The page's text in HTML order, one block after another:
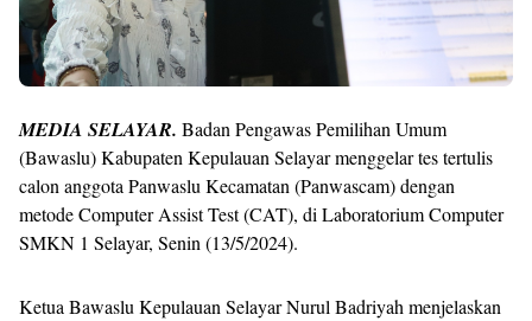
MEDIA SELAYAR. Badan Pengawas Pemilihan Umum
(Bawaslu) Kabupaten Kepulauan Selayar menggelar tes tertulis
calon anggota Panwaslu Kecamatan (Panwascam) dengan
metode Computer Assist Test (CAT), di Laboratorium Computer
SMKN 1 Selayar, Senin (13/5/2024).
Ketua Bawaslu Kepulauan Selayar Nurul Badriyah menjelaskan